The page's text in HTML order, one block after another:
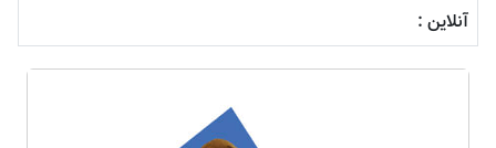
آنلاین :